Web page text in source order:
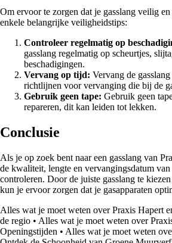
Om ervoor te zorgen dat je gasslang veilig
enkele belangrijke veiligheidstips:
Controleer regelmatig op
gasslang regelmatig op scheurtjes,
beschadigingen.
Vervang op tijd: Vervang de
richtlijnen voor vervanging die bij de
Gebruik geen tape: Gebruik geen
repareren, dit kan leiden tot lekken.
Conclusie
Als je op zoek bent naar een gasslang van
de kwaliteit, lengte en vervangingsdatum van
controleren. Door de juiste gasslang te
kun je ervoor zorgen dat je gasapparaten
Alles wat je moet weten over Praxis Hapert
de regio • Alles wat je moet weten over
Openingstijden • Alles wat je moet weten